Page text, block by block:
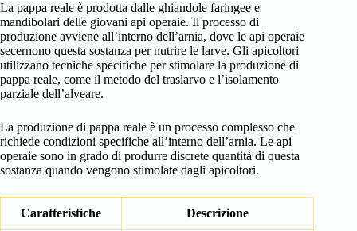
La pappa reale è prodotta dalle ghiandole faringee e
mandibolari delle giovani api operaie. Il processo di
produzione avviene all’interno dell’arnia, dove le api operaie
secernono questa sostanza per nutrire le larve. Gli apicoltori
utilizzano tecniche specifiche per stimolare la produzione di
pappa reale, come il metodo del traslarvo e l’isolamento
parziale dell’alveare.
La produzione di pappa reale è un processo complesso che
richiede condizioni specifiche all’interno dell’arnia. Le api
operaie sono in grado di produrre discrete quantità di questa
sostanza quando vengono stimolate dagli apicoltori.
Caratteristiche Descrizione